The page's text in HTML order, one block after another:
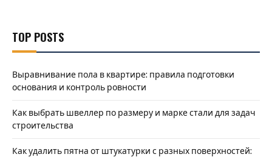
TOP POSTS
Выравнивание пола в квартире: правила подготовки
основания и контроль ровности
Как выбрать швеллер по размеру и марке стали для задач
строительства
Как удалить пятна от штукатурки с разных поверхностей: